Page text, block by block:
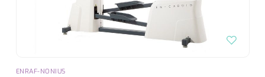
ENRAF-NONIUS